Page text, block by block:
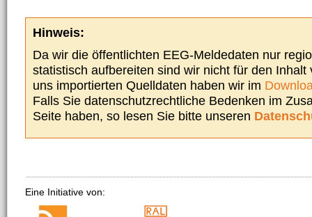
Hinweis:
Da wir die öffentlichten EEG-Meldedaten nur
statistisch aufbereiten sind wir nicht für den Inhalt
uns importierten Quelldaten haben wir im
Falls Sie datenschutzrechtliche Bedenken im
Seite haben, so lesen Sie bitte unseren
Eine Initiative von: